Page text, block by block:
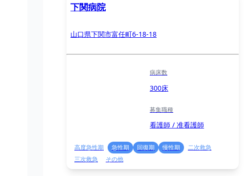
下関病院
山口県下関市富任町6-18-18
病床数
300床
募集職種
看護師 / 准看護師
高度急性期 急性期 回復期 慢性期
二次救急
三次救急
その他